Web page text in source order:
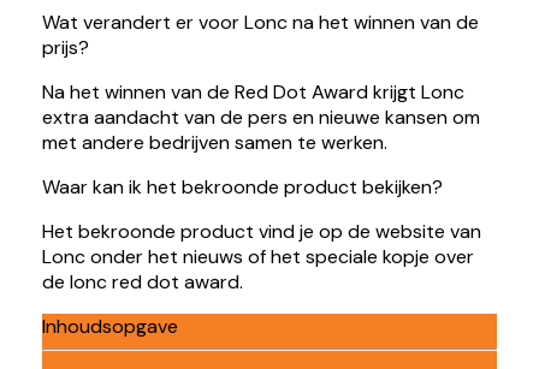
Wat verandert er voor Lonc na het winnen van de
prijs?
Na het winnen van de Red Dot Award krijgt Lonc
extra aandacht van de pers en nieuwe kansen om
met andere bedrijven samen te werken.
Waar kan ik het bekroonde product bekijken?
Het bekroonde product vind je op de website van
Lonc onder het nieuws of het speciale kopje over
de lonc red dot award.
Inhoudsopgave